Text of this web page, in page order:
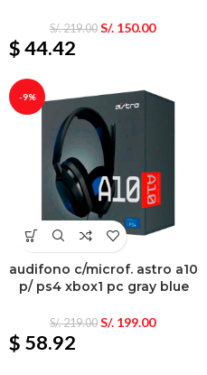
S/.219.00 S/.150.00
$ 44.42
-9%
audifono c/microf. astro a10
p/ ps4 xbox1 pc gray blue
S/.219.00 S/.199.00
$ 58.92